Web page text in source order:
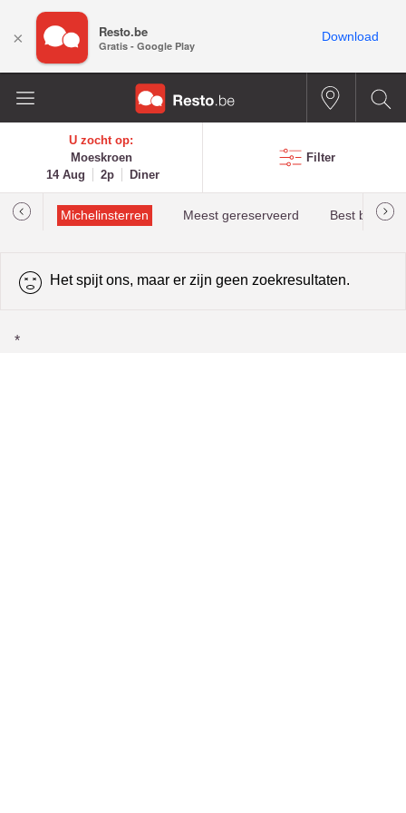
U zocht op:
Moeskroen
14 Aug
2p Diner
Filter
Michelinsterren Meest gereserveerd Best
Het spijt ons, maar er zijn geen zoekresultaten.
*
× Resto.be
Gratis - Google Play
Download